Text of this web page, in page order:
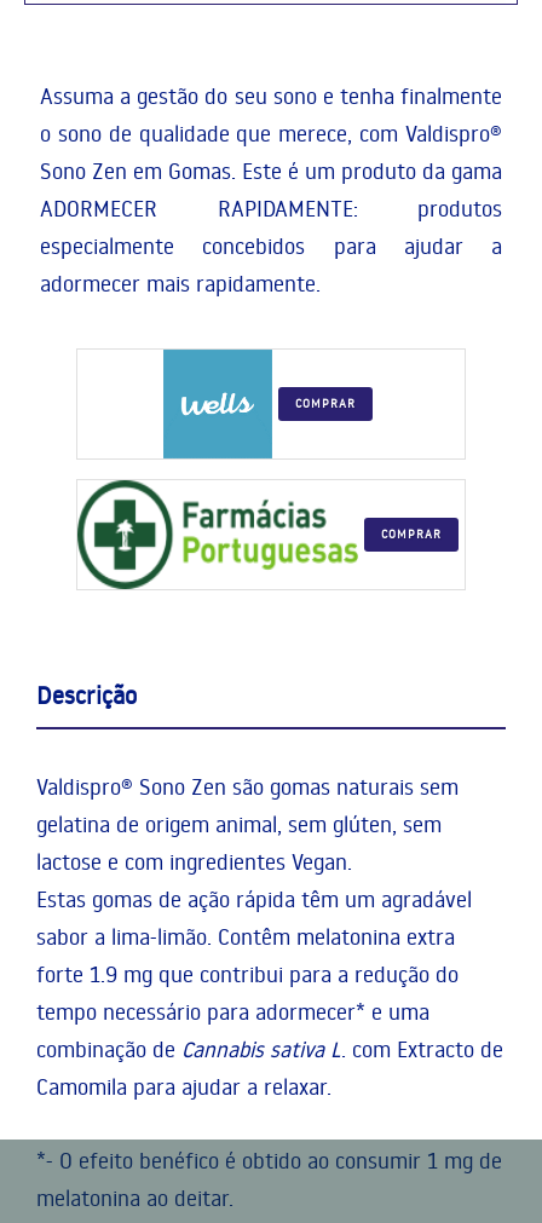
Assuma a gestão do seu sono e tenha finalmente
o sono de qualidade que merece, com Valdispro®
Sono Zen em Gomas. Este é um produto da gama
ADORMECER RAPIDAMENTE: produtos
especialmente concebidos para ajudar a
adormecer mais rapidamente.
COMPRAR
COMPRAR
Descrição
Valdispro® Sono Zen são gomas naturais sem
gelatina de origem animal, sem glúten, sem
lactose e com ingredientes Vegan.
Estas gomas de ação rápida têm um agradável
sabor a lima-limão. Contêm melatonina extra
forte 1.9 mg que contribui para a redução do
tempo necessário para adormecer* e uma
combinação de Cannabis sativa L. com Extracto de
Camomila para ajudar a relaxar.
*- O efeito benéfico é obtido ao consumir 1 mg de
melatonina ao deitar.